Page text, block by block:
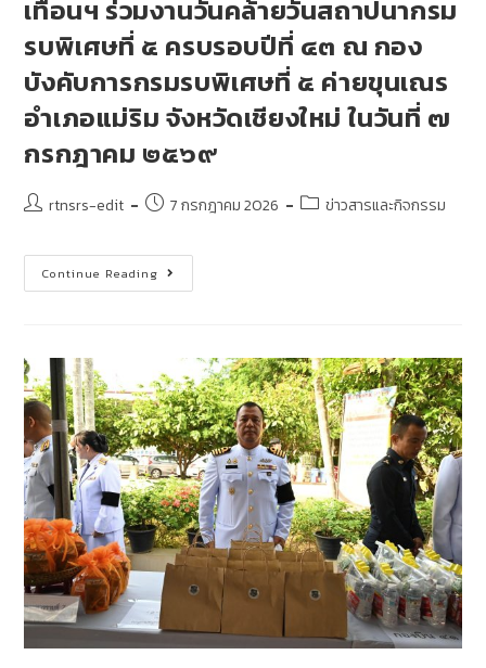
เทือนฯ ร่วมงานวันคล้ายวันสถาปนากรม
รบพิเศษที่ ๕ ครบรอบปีที่ ๔๓ ณ กอง
บังคับการกรมรบพิเศษที่ ๕ ค่ายขุนเณร
อำเภอแม่ริม จังหวัดเชียงใหม่ ในวันที่ ๗
กรกฎาคม ๒๕๖๙
rtnsrs-edit 7 กรกฎาคม 2026 ข่าวสารและกิจกรรม
Continue Reading